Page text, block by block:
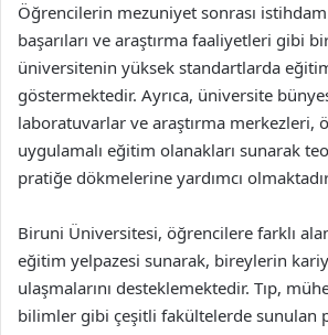
Öğrencilerin mezuniyet sonrası
başarıları ve araştırma faaliyetleri gibi
üniversitenin yüksek standartlarda
göstermektedir. Ayrıca, üniversite
laboratuvarlar ve araştırma merkezleri,
uygulamalı eğitim olanakları sunarak
pratiğe dökmelerine yardımcı
Biruni Üniversitesi, öğrencilere farklı
eğitim yelpazesi sunarak, bireylerin
ulaşmalarını desteklemektedir. Tıp,
bilimler gibi çeşitli fakültelerde sunulan